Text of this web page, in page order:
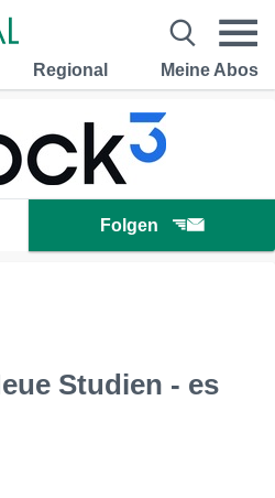
Regional Meine Abos
Folgen
Studien - es